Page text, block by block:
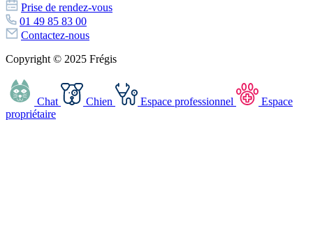
Prise de rendez-vous
01 49 85 83 00
Contactez-nous
Copyright © 2025 Frégis
Chat Chien Espace professionnel
Espace
propriétaire